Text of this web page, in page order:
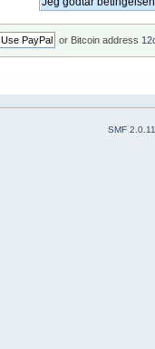
or Bitcoin address
SMF 2.0.11